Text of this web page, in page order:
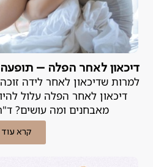
דיכאון לאחר הפלה –
למרות שדיכאון לאחר לידה
דיכאון לאחר הפלה עלול
מאבחנים ומה עושים?
קרא עוד